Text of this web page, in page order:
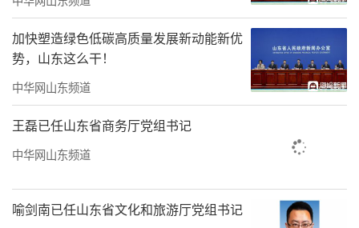
加快塑造绿色低碳高质量发展新动能新优
势，山东这么干！
中华网山东频道
王磊已任山东省商务厅党组书记
中华网山东频道
喻剑南已任山东省文化和旅游厅党组书记